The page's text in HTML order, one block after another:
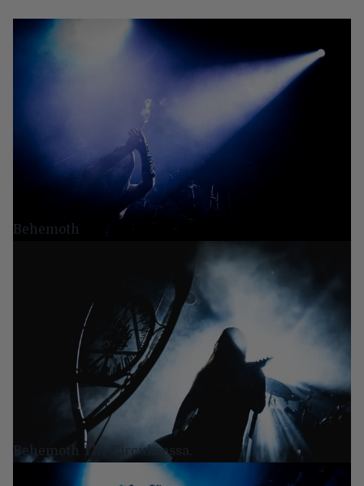
Behemoth
Behemoth The Circuksessa.